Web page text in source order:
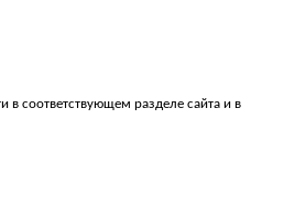
соответствующем разделе сайта и в